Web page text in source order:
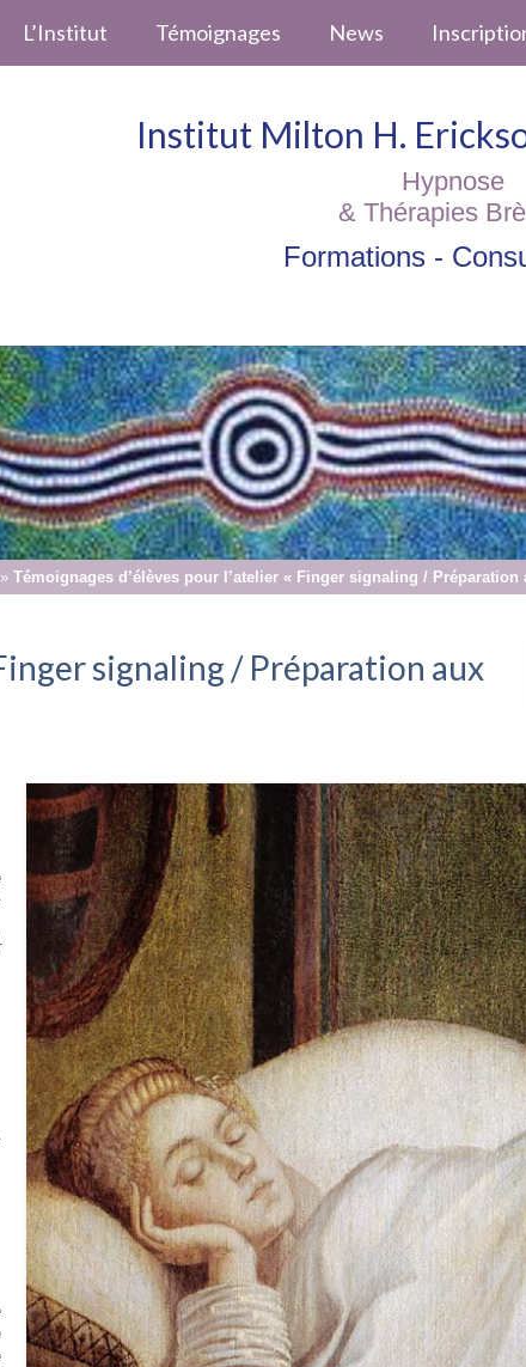
L’Institut Témoignages News
Institut Milton H.
Hypnose
& Thérapies
Formations -
» Témoignages d’élèves pour l’atelier « Finger signaling /
signaling / Préparation aux